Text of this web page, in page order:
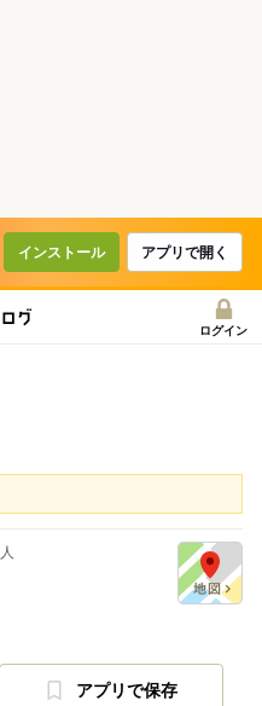
インストール アプリで開く
ログイン
人
アプリで保存